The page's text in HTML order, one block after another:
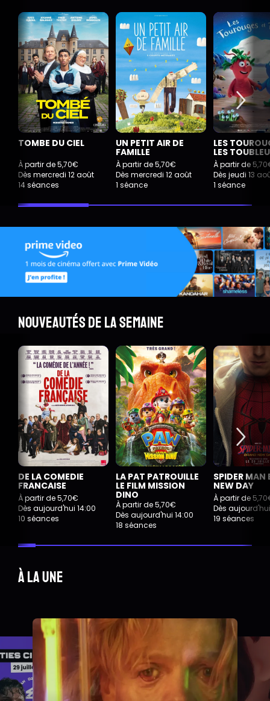
TOMBE DU CIEL
À partir de 5,70€
Dès mercredi 12 août
14 séances
UN PETIT AIR DE
FAMILLE
À partir de 5,70€
Dès mercredi 12 août
1 séance
LES
LES
À partir de
Dès jeudi 13
1 séance
Nouveautés de la semaine
DE LA COMEDIE
FRANCAISE
À partir de 5,70€
Dès aujourd'hui 14:00
10 séances
LA PAT PATROUILLE
LE FILM MISSION
DINO
À partir de 5,70€
Dès aujourd'hui 14:00
18 séances
SPIDER MAN
NEW DAY
À partir de
Dès
19 séances
À la une